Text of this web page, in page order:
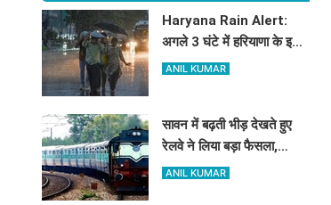
Haryana Rain Alert:
अगले 3 घंटे में हरियाणा के इन
जिलों में चमक गरज के साथ
ANIL KUMAR
सावन में बढ़ती भीड़ देखते हुए
रेलवे ने लिया बड़ा फैसला,
हरियाणा के इस रूट पर चलेगी
ANIL KUMAR